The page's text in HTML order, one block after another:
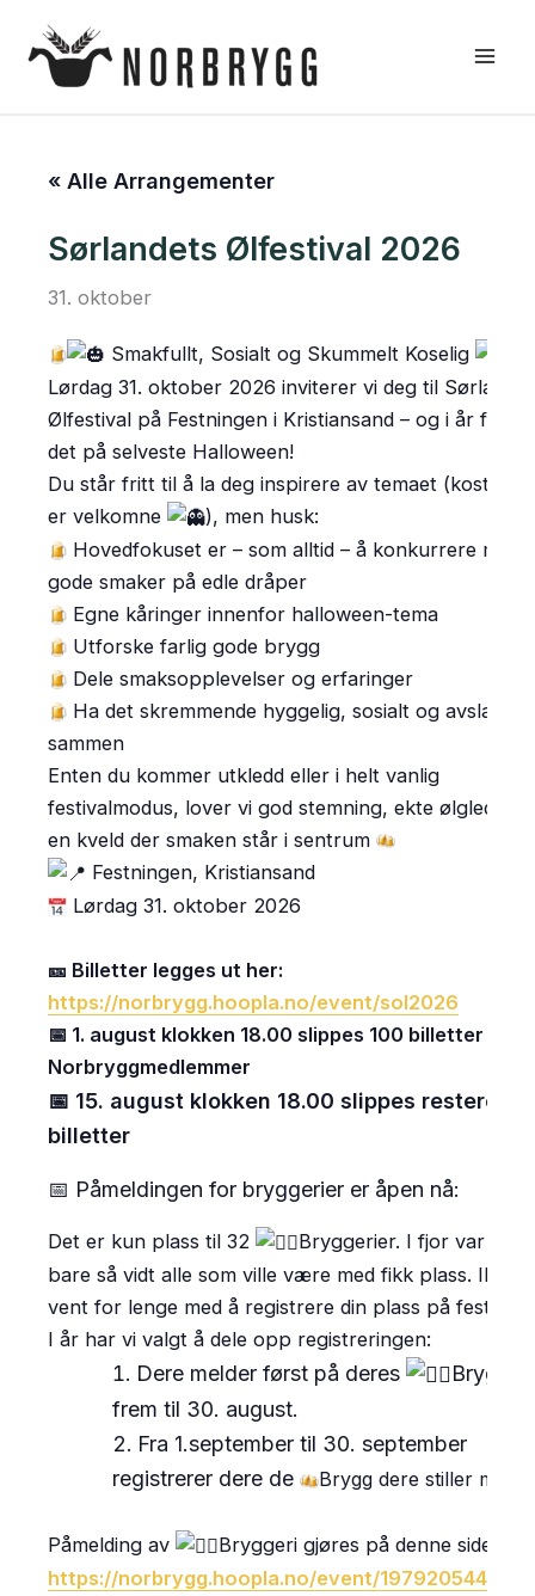
rett
« Alle Arrangementer
Sørlandets Ølfestival 2026
31. oktober
Smakfullt, Sosialt og Skummelt Koselig
Lørdag 31. oktober 2026 inviterer vi deg til
Ølfestival på Festningen i Kristiansand – og i år faller
det på selveste Halloween!
Du står fritt til å la deg inspirere av temaet (kostymer
er velkomne
), men husk:
Hovedfokuset er – som alltid – å konkurrere med
gode smaker på edle dråper
Egne kåringer innenfor halloween-tema
Utforske farlig gode brygg
Dele smaksopplevelser og erfaringer
Ha det skremmende hyggelig, sosialt og avslappet
sammen
Enten du kommer utkledd eller i helt vanlig
festivalmodus, lover vi god stemning, ekte ølglede og
en kveld der smaken står i sentrum
Festningen, Kristiansand
Lørdag 31. oktober 2026
🎫 Billetter legges ut her:
https://norbrygg.hoopla.no/event/sol2026
📅 1. august klokken 18.00 slippes 100 billetter for
Norbryggmedlemmer
📅 15. august klokken 18.00 slippes
billetter
📅 Påmeldingen for bryggerier er åpen nå:
Det er kun plass til 32
Bryggerier. I fjor var det
bare så vidt alle som ville være med fikk plass. Ikke
vent for lenge med å registrere din plass på
I år har vi valgt å dele opp registreringen:
Dere melder først på deres
frem til 30. august.
Fra 1.september til 30. september
registrerer dere de
Brygg dere stiller med.
Påmelding av
Bryggeri gjøres på denne siden:
https://norbrygg.hoopla.no/event/1979205446/?